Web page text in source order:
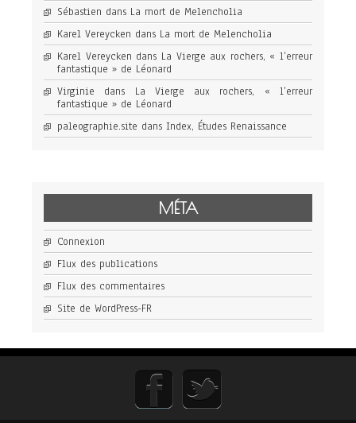
Sébastien dans La mort de Melencholia
Karel Vereycken dans La mort de Melencholia
Karel Vereycken dans La Vierge aux rochers, « l’erreur
fantastique » de Léonard
Virginie dans La Vierge aux rochers, « l’erreur
fantastique » de Léonard
paleographie.site dans Index, Études Renaissance
MÉTA
Connexion
Flux des publications
Flux des commentaires
Site de WordPress-FR